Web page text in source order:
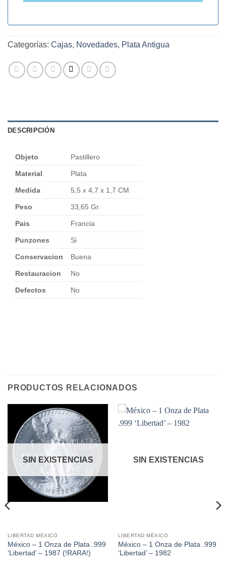
Categorías: Cajas, Novedades, Plata Antigua
DESCRIPCIÓN
Objeto Pastillero
Material Plata
Medida 5,5 x 4,7 x 1,7 CM
Peso 33,65 Gr.
Pais Francia
Punzones Si
Conservacion Buena
Restauracion No
Defectos No
PRODUCTOS RELACIONADOS
SIN EXISTENCIAS
LIBERTAD MÉXICO
México – 1 Onza de Plata .999
‘Libertad’ – 1987 (!RARA!)
SIN EXISTENCIAS
LIBERTAD MÉXICO
México – 1 Onza de Plata .999
‘Libertad’ – 1982